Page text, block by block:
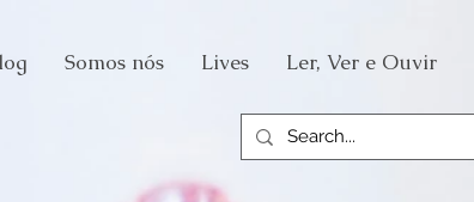
Somos nós Lives Ler, Ver e Ouvir